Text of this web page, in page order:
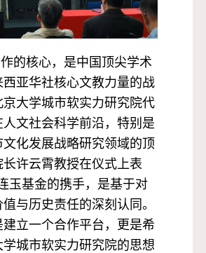
的核心，是中国顶尖学术
西亚华社核心文教力量的战
京大学城市软实力研究院代
人文社会科学前沿，特别是
文化发展战略研究领域的顶
长许云霄教授在仪式上表
玉基金的携手，是基于对
与历史责任的深刻认同。
建立一个合作平台，更是希
城市软实力研究院的思想